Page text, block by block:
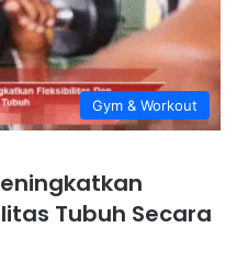
Gym & Workout
Tubuh Secara